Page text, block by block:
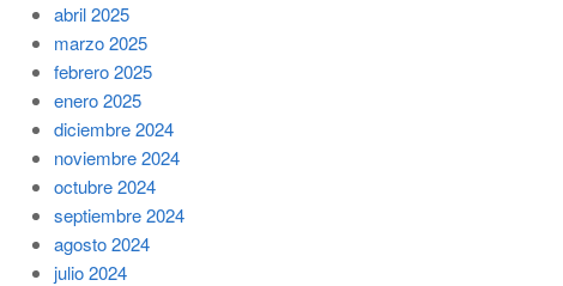
abril 2025
marzo 2025
febrero 2025
enero 2025
diciembre 2024
noviembre 2024
octubre 2024
septiembre 2024
agosto 2024
julio 2024